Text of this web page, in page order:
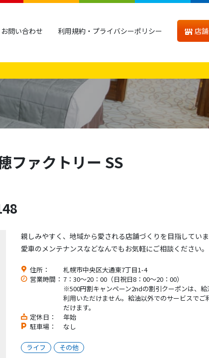
お問い合わせ 利用規約・プライバシーポリシー 店
ァクトリー SS
親しみやすく、地域から愛される店舗づくりを目指していま
愛車のメンテナンスなどなんでもお気軽にご相談ください。
住所：
札幌市中央区大通東7丁目1-4
営業時間： 7：30～20：00（日祝日8：00～20：00）
※500円割キャンペーン2ndの割引クーポンは、給
利用いただけません。給油以外でのサービスでご
だけます。
定休日：
年始
駐車場：
なし
ライフ その他